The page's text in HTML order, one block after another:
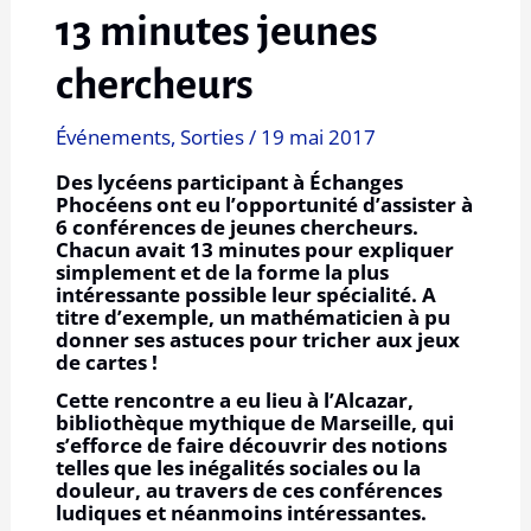
13 minutes jeunes
chercheurs
Événements,Sorties/ 19 mai 2017
Des lycéens participant à Échanges
Phocéens ont eu l’opportunité d’assister à
6 conférences de jeunes chercheurs.
Chacun avait 13 minutes pour expliquer
simplement et de la forme la plus
intéressante possible leur spécialité. A
titre d’exemple, un mathématicien à pu
donner ses astuces pour tricher aux jeux
de cartes !
Cette rencontre a eu lieu à l’Alcazar,
bibliothèque mythique de Marseille, qui
s’efforce de faire découvrir des notions
telles que les inégalités sociales ou la
douleur, au travers de ces conférences
ludiques et néanmoins intéressantes.